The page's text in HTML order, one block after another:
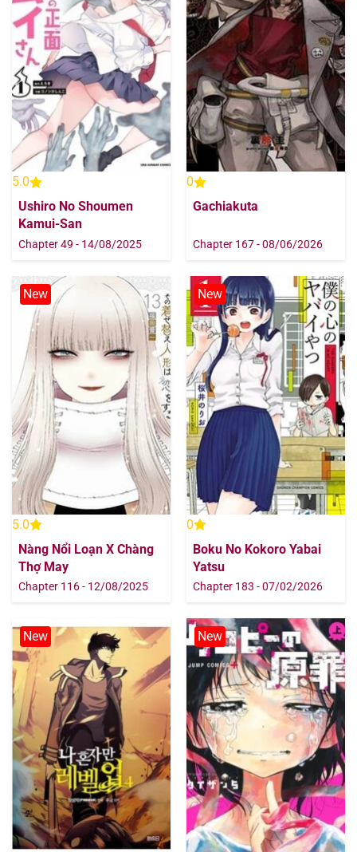
5.0
Ushiro No Shoumen
Kamui-San
Chapter 49 - 14/08/2025
0
Gachiakuta
Chapter 167 - 08/06/2026
New
5.0
Nàng Nổi Loạn X Chàng
Thợ May
Chapter 116 - 12/08/2025
New
0
Boku No Kokoro Yabai
Yatsu
Chapter 183 - 07/02/2026
New New